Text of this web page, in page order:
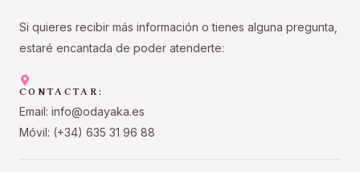
Si quieres recibir más información o tienes alguna pregunta,
estaré encantada de poder atenderte:
CONTACTAR:
Email: info@odayaka.es
Móvil: (+34) 635 31 96 88